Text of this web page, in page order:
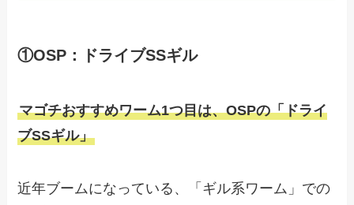
①OSP：ドライブSSギル
マゴチおすすめワーム1つ目は、OSPの「ドライ
ブSSギル」
近年ブームになっている、「ギル系ワーム」での